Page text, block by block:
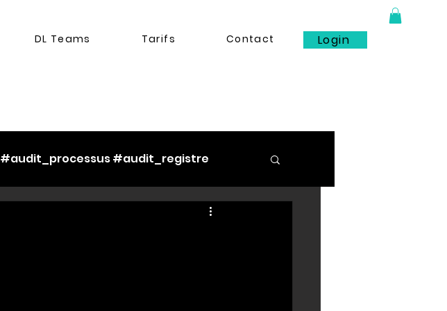
DL Teams Tarifs Contact Login
#audit_processus #audit_registre